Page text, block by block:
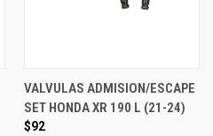
VALVULAS ADMISION/ESCAPE
SET HONDA XR 190 L (21-24)
$92